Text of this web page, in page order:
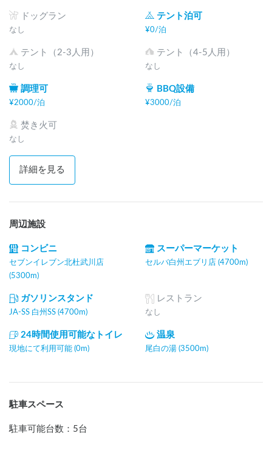
ドッグラン
なし
テント泊可
¥0/泊
テント（2-3人用）
なし
テント（4-5人用）
なし
調理可
¥2000/泊
BBQ設備
¥3000/泊
焚き火可
なし
詳細を見る
周辺施設
コンビニ
セブンイレブン北杜武川店
(5300m)
スーパーマーケット
セルバ白州エブリ店 (4700m)
ガソリンスタンド
JA-SS 白州SS (4700m)
レストラン
なし
24時間使用可能なトイレ
現地にて利用可能 (0m)
温泉
尾白の湯 (3500m)
駐車スペース
駐車可能台数 ： 5台